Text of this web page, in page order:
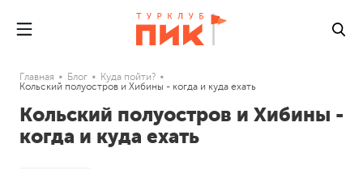
Главная Блог
Куда пойти?
Кольский полуостров и Хибины - когда и куда ехать
Кольский полуостров и Хибины -
когда и куда ехать